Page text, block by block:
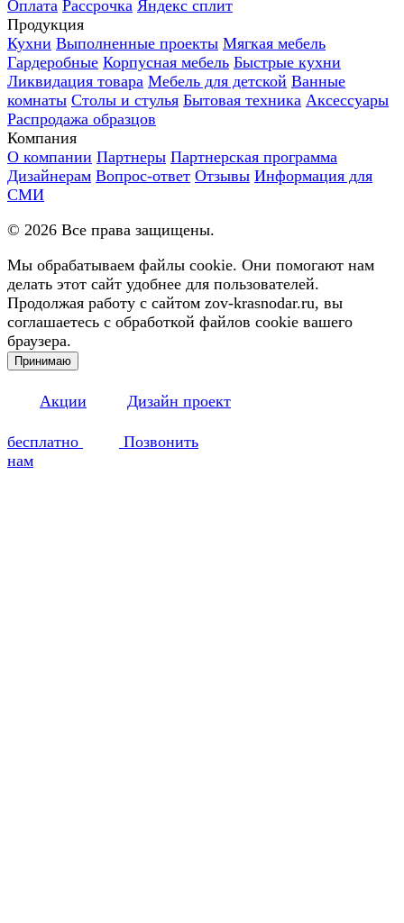
Оплата Рассрочка Яндекс сплит
Продукция
Кухни Выполненные проекты Мягкая мебель
Гардеробные Корпусная мебель Быстрые кухни
Ликвидация товара Мебель для детской Ванные
комнаты Столы и стулья Бытовая техника Аксессуары
Распродажа образцов
Компания
О компании Партнеры Партнерская программа
Дизайнерам Вопрос-ответ Отзывы Информация для
СМИ
© 2026 Все права защищены.
Мы обрабатываем файлы cookie. Они помогают нам
делать этот сайт удобнее для пользователей.
Продолжая работу с сайтом zov-krasnodar.ru, вы
соглашаетесь с обработкой файлов cookie вашего
браузера.
Принимаю
Акции Дизайн проект
бесплатно
Позвонить
нам